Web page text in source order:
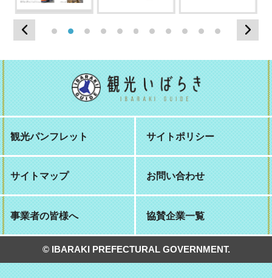
Previous 1 2 3 4 5 6 7 8 9 10
観光パンフレット サイトポリシー
サイトマップ お問い合わせ
事業者の皆様へ 協賛企業一覧
© IBARAKI PREFECTURAL GOVERNMENT.